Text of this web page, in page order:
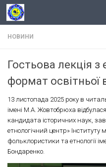
Skip to content
НОВИНИ
Гостьова лекція з
формат освітньої
13 листопада 2025 року в
імені М.А. Жовтобрюха
кандидата історичних наук,
етнологічний центр» Інституту
фольклористики та етнології
Бондаренко.